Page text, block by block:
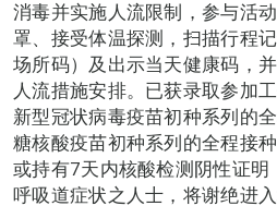
消毒并实施人流限制，参与活
罩、接受体温探测，扫描行程
场所码）及出示当天健康码，
人流措施安排。已获录取参加
新型冠状病毒疫苗初种系列的
糖核酸疫苗初种系列的全程接
或持有7天内核酸检测阴性证
呼吸道症状之人士，将谢绝进